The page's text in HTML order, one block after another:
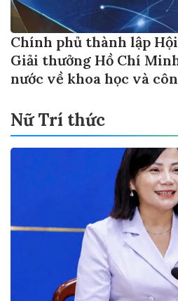
Chính phủ thành lập
Giải thưởng Hồ Chí
nước về khoa học và
Nữ Trí thức